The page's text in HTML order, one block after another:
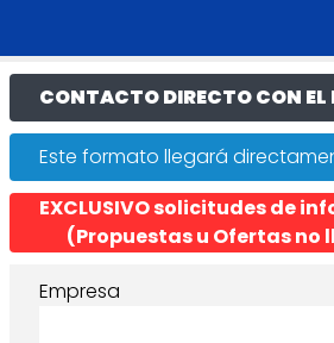
CONTACTO DIRECTO CON EL
Este formato llegará
EXCLUSIVO solicitudes de
(Propuestas u Ofertas
Empresa